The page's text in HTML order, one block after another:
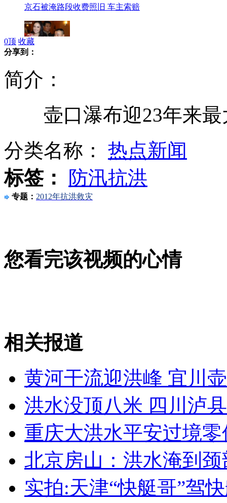
京石被淹路段收费照旧 车主索赔
尼泊尔一吉普车坠落峡谷致15人死亡
泰国辣妹惊艳红歌会
女孩北京地铁殴打老人 痛下狠手拳打脚踢
外交部：反对强权政治霸凌主义
0顶 收藏
分享到：
简介：
壶口瀑布迎23年来最
分类名称： 热点新闻
标签：
防汛抗洪
专题： 2012年抗洪救灾
您看完该视频的心情
相关报道
黄河干流迎洪峰 宜川
洪水没顶八米 四川泸
重庆大洪水平安过境
北京房山：洪水淹到
实拍:天津“快艇哥”驾